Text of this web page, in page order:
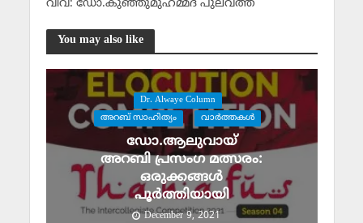
വിവ: ഡോ.കുഞ്ഞുമുഹമ്മദ് പുലവത്ത്‌
You may also like
Dr. Alwaye Column
അറബ് സാഹിത്യം
വാര്‍ത്തകള്‍
ഡോ.ആലുവായ്
അറബി പ്രസംഗ മത്സരം:
ഒരുക്കങ്ങൾ
പൂർത്തിയായി
December 9, 2021